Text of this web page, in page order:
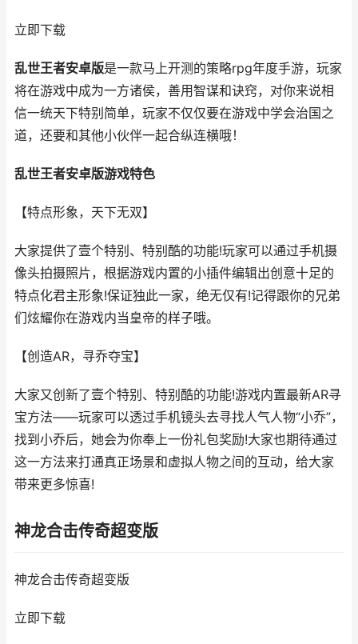
立即下载
乱世王者安卓版是一款马上开测的策略rpg年度手游，玩家
将在游戏中成为一方诸侯，善用智谋和诀窍，对你来说相
信一统天下特别简单，玩家不仅仅要在游戏中学会治国之
道，还要和其他小伙伴一起合纵连横哦！
乱世王者安卓版游戏特色
【特点形象，天下无双】
大家提供了壹个特别、特别酷的功能!玩家可以通过手机摄
像头拍摄照片，根据游戏内置的小插件编辑出创意十足的
特点化君主形象!保证独此一家，绝无仅有!记得跟你的兄弟
们炫耀你在游戏内当皇帝的样子哦。
【创造AR，寻乔夺宝】
大家又创新了壹个特别、特别酷的功能!游戏内置最新AR寻
宝方法——玩家可以透过手机镜头去寻找人气人物“小乔”，
找到小乔后，她会为你奉上一份礼包奖励!大家也期待通过
这一方法来打通真正场景和虚拟人物之间的互动，给大家
带来更多惊喜!
神龙合击传奇超变版
神龙合击传奇超变版
立即下载